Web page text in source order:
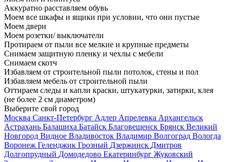
Аккуратно расставляем обувь
Моем все шкафы и ящики при условии, что они пустые
Моем двери
Моем розетки/ выключатели
Протираем от пыли все мелкие и крупные предметы
Снимаем защитную пленку и чехлы с мебели
Снимаем скотч
Избавляем от строительной пыли потолок, стены и пол
Избавляем мебель от строительной пыли
Оттираем следы и капли краски, штукатурки, затирки, клея
(не более 2 см диаметром)
Выберите свой город
Москва Санкт-Петербург Адлер Апрелевка Архангельск
Астрахань Балашиха Батайск Благовещенск Брянск Великий
Новгород Видное Владивосток Владимир Волгоград Вологда
Воронеж Геленджик Грозный Дзержинск Дмитров
Долгопрудный Домодедово Екатеринбург Жуковский